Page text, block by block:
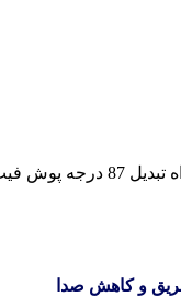
پوش فیت پروتکت پلی ران
و کاهش صدا